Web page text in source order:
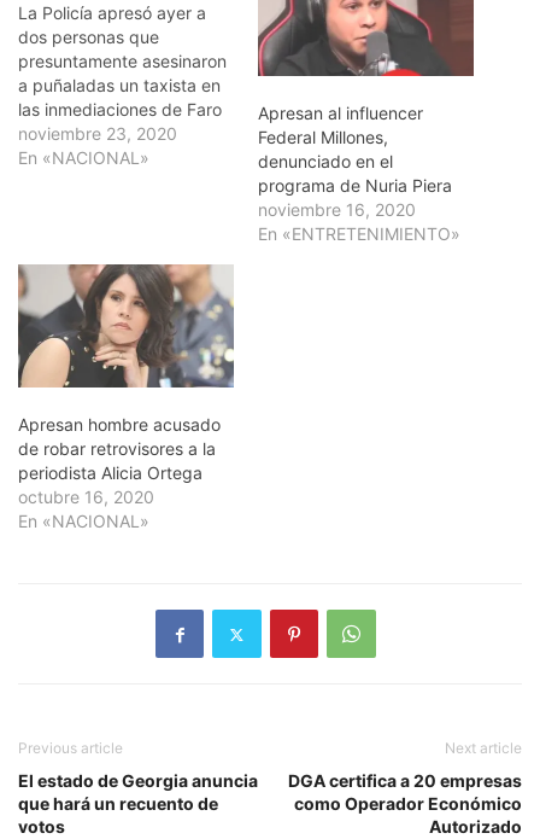
La Policía apresó ayer a
dos personas que
presuntamente asesinaron
a puñaladas un taxista en
las inmediaciones de Faro
a Colón, en Santo Domingo
Este. El vocero policial,
Santiago Jiménez Pérez
(Moisés y/o Rubio), de 18
años,…
noviembre 23, 2020
En «NACIONAL»
Apresan al influencer
Federal Millones,
denunciado en el
programa de Nuria Piera
noviembre 16, 2020
En «ENTRETENIMIENTO»
Apresan hombre acusado
de robar retrovisores a la
periodista Alicia Ortega
octubre 16, 2020
En «NACIONAL»
Previous article
El estado de Georgia anuncia
que hará un recuento de
votos
Next article
DGA certifica a 20 empresas
como Operador Económico
Autorizado